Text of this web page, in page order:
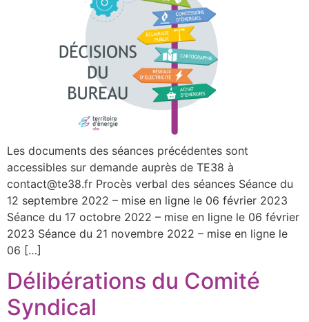
Les documents des séances précédentes sont
accessibles sur demande auprès de TE38 à
contact@te38.fr Procès verbal des séances Séance du
12 septembre 2022 – mise en ligne le 06 février 2023
Séance du 17 octobre 2022 – mise en ligne le 06 février
2023 Séance du 21 novembre 2022 – mise en ligne le
06 […]
Délibérations du Comité
Syndical